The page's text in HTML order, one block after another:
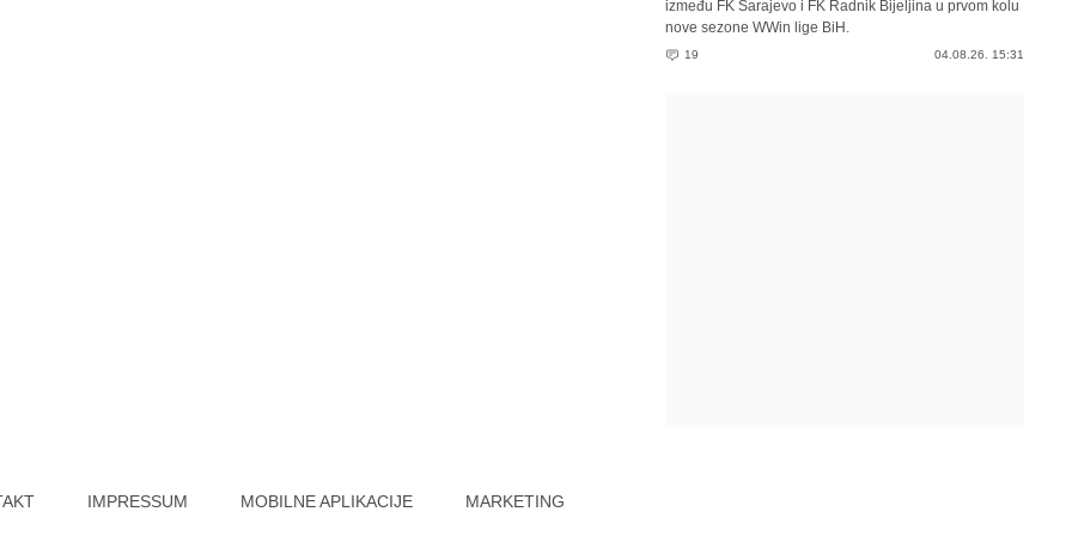
između FK Sarajevo i FK Radnik Bijeljina u prvom kolu
nove sezone WWin lige BiH.
19 04.08.26. 15:31
IMPRESSUM MOBILNE APLIKACIJE MARKETING